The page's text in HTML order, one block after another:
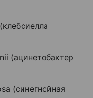
(клебсиелла
(ацинетобактер
(синегнойная